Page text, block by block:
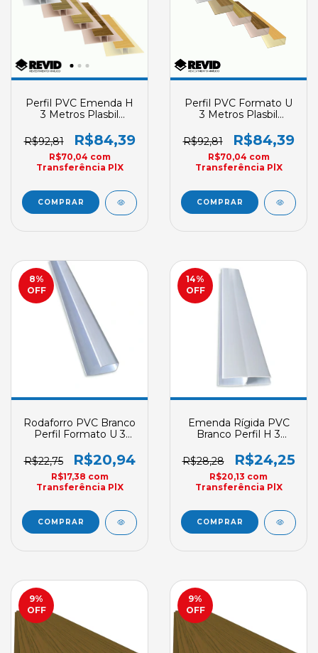
Perfil PVC Emenda H
3 Metros Plasbil
Encomenda
R$92,81 R$84,39
R$70,04 com
Transferência PlX
COMPRAR
Perfil PVC Formato U
3 Metros Plasbil
Rodaforro Sob
Encomenda
R$92,81 R$84,39
R$70,04 com
Transferência PlX
COMPRAR
8%
OFF
Rodaforro PVC Branco
Perfil Formato U 3
Encomenda
R$22,75 R$20,94
R$17,38 com
Transferência PlX
14%
OFF
Emenda Rígida PVC
Branco Perfil H 3
Encomenda
R$28,28 R$24,25
R$20,13 com
Transferência PlX
9%
OFF
9%
OFF